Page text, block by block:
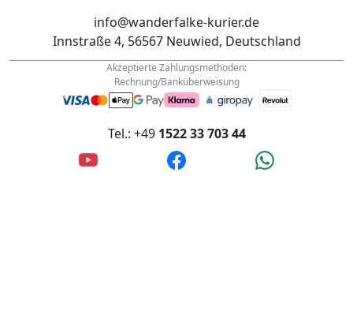
info@wanderfalke-kurier.de
Innstraße 4, 56567 Neuwied, Deutschland
Akzeptierte Zahlungsmethoden:
Rechnung/Banküberweisung
Tel.: +49 1522 33 703 44